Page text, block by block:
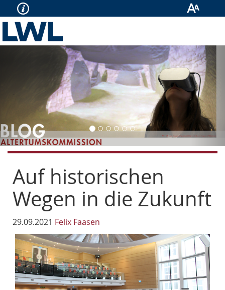
Vorherige
Auf historischen
Wegen in die Zukunft
29.09.2021 Felix Faasen